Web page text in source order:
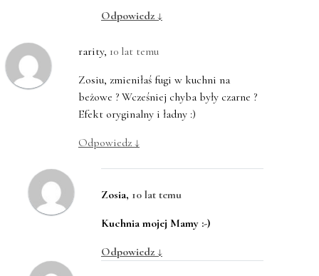
Odpowiedz ↓
rarity, 10 lat temu
Zosiu, zmieniłaś fugi w kuchni na
beżowe ? Wcześniej chyba były czarne ?
Efekt oryginalny i ładny :)
Odpowiedz ↓
Zosia, 10 lat temu
Kuchnia mojej Mamy :-)
Odpowiedz ↓